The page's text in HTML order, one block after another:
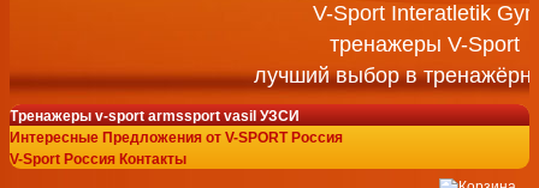
V-Sport Interatletik
тренажеры V-Sport
лучший выбор в
Тренажеры v-sport armssport vasil УЗСИ
Интересные Предложения от V-SPORT Россия
V-Sport Россия Контакты